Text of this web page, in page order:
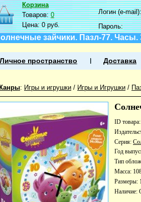
Корзина
Товаров:0
Цена:0 руб.
Логин (e-mail):
Пароль:
зайчики. Пазл-77.
Личное пространство Доставка
: Игры и игрушки / Игры и Игрушки /
ID
Серия:
Год
Тип
Масса:
Размеры:
Наличие: